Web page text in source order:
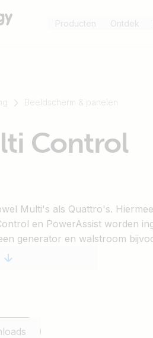
Producten Ontdek
Beeldscherm & panelen
Control
Multi's als Quattro's.
en PowerAssist worden
generator en walstroom
De lichtintensiteit van de